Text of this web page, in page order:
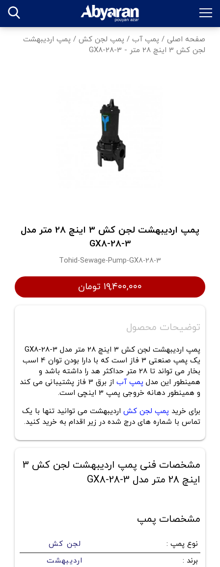
صفحه اصلی / پمپ آب / پمپ لجن کش / پمپ اردیبهشت
لجن کش 3 اینچ 28 متر - GX8-28-3
پمپ اردیبهشت لجن کش 3 اینچ 28 متر مدل
GX8-28-3
Tohid-Sewage-Pump-GX8-28-3
۱۹,۴۰۰,۰۰۰ تومان
توضیحات محصول
پمپ اردیبهشت لجن کش 3 اینچ 28 متر مدل GX8-28-3
یک پمپ صنعتی 3 فاز است که با دارا بودن توان 4 اسب
بخار می تواند تا 28 متر حداکثر هد را داشته باشد و
همینطور این مدل پمپ آب
از برق 3 فاز پشتیبانی می کند
و همینطور دهانه خروجی پمپ 3 اینچی است.
برای خرید پمپ لجن کش اردیبهشت می توانید تنها با یک
تماس با شماره های درج شده در زیر اقدام به خرید کنید.
مشخصات فنی پمپ اردیبهشت لجن کش 3
اینچ 28 متر مدل GX8-28-3
مشخصات پمپ
نوع پمپ :
لجن کش
برند :
اردیبهشت